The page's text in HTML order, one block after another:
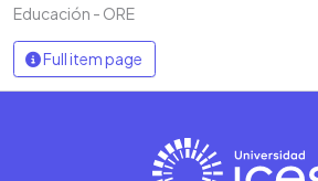
Educación - ORE
Full item page